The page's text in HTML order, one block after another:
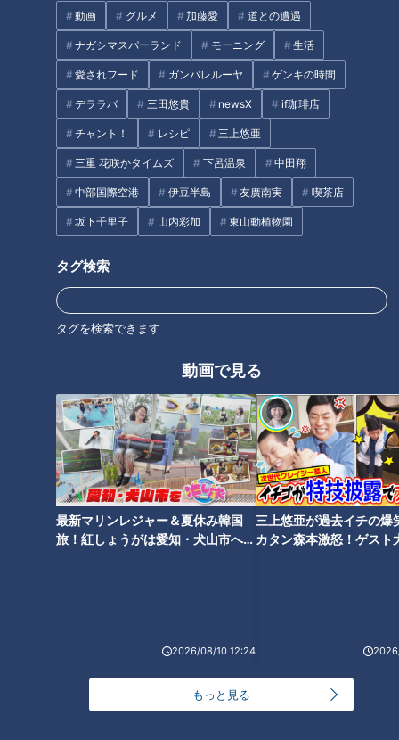
動画 グルメ 加藤愛 道との遭遇
ナガシマスパーランド モーニング 生活
愛されフード ガンバレルーヤ ゲンキの時間
デララバ 三田悠貴 newsX if珈琲店
チャント！ レシピ 三上悠亜
三重 花咲かタイムズ 下呂温泉 中田翔
中部国際空港 伊豆半島 友廣南実 喫茶店
坂下千里子 山内彩加 東山動植物園
タグ検索
タグを検索できます
動画で見る
最新マリンレジャー＆夏休み韓国
旅！紅しょうがは愛知・犬山市へ
2026/08/10 12:24
三上悠亜が過去イチの爆
カタン森本激怒！ゲスト
もっと見る
った1日10個限定のネコの顔をしたマリトッツォ『にゃらトッ
ツォ』や、カエルがお風呂に入っている姿がかわいらしい『ま
っちゃティラミス』が大人気。
CBCテレビ『ちょい足し』
そしてコロナ禍の今、家族連れの宿泊客に特に人気を集めて
いるのが朝食の“お部屋食”です。
「あ～最高！もう何から食べていいやら、豪華すぎて」と、朝
に食べたい料理が詰まった和定食に胸躍る安村さんでしたが、